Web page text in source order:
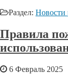
Раздел: Новости
Правила
6 Февраль